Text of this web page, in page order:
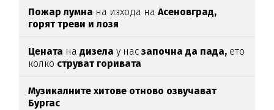
Пожар лумна на изхода наАсеновград,
горят треви и лозя
Цената надизела у насзапочна да пада, ето
колко струват горивата
Музикалните хитове отново озвучават
Бургас